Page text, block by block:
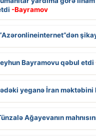
-Bayramov
Bayramovu qəbul etdi
yeganə İran məktəbini
Ağayevanın